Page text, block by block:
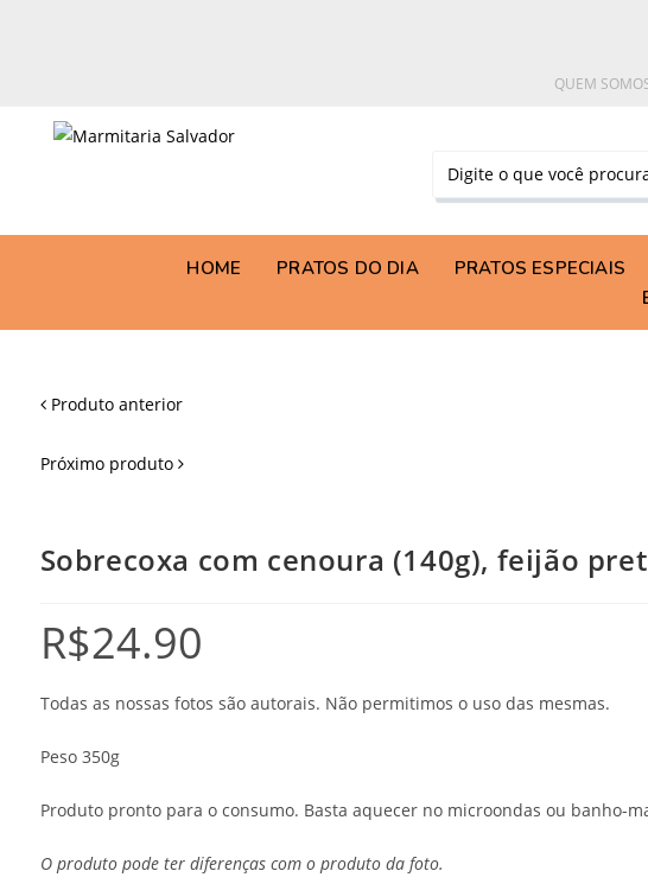
QUEM
HOME PRATOS DO DIA PRATOS ESPECIAIS
Produto anterior
Próximo produto
Sobrecoxa com cenoura (140g), feijão
R$24.90
Todas as nossas fotos são autorais. Não permitimos o uso das mesmas.
Peso 350g
Produto pronto para o consumo. Basta aquecer no microondas ou banho-
O produto pode ter diferenças com o produto da foto.